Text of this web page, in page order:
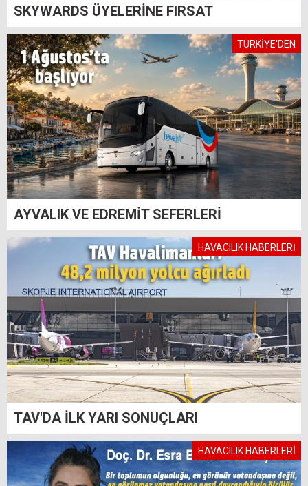
SKYWARDS ÜYELERİNE FIRSAT
TÜRKİYE'DEN
AYVALIK VE EDREMİT SEFERLERİ
HAVACILIK HABERLERİ
TAV'DA İLK YARI SONUÇLARI
HAVACILIK HABERLERİ